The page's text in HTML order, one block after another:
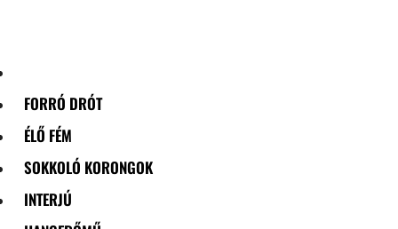
FORRÓ DRÓT
ÉLŐ FÉM
SOKKOLÓ KORONGOK
INTERJÚ